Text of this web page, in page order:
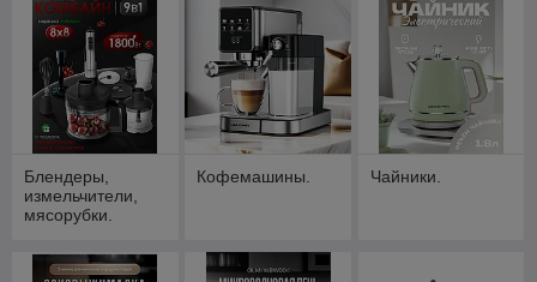
Блендеры,
измельчители,
мясорубки.
Кофемашины. Чайники.